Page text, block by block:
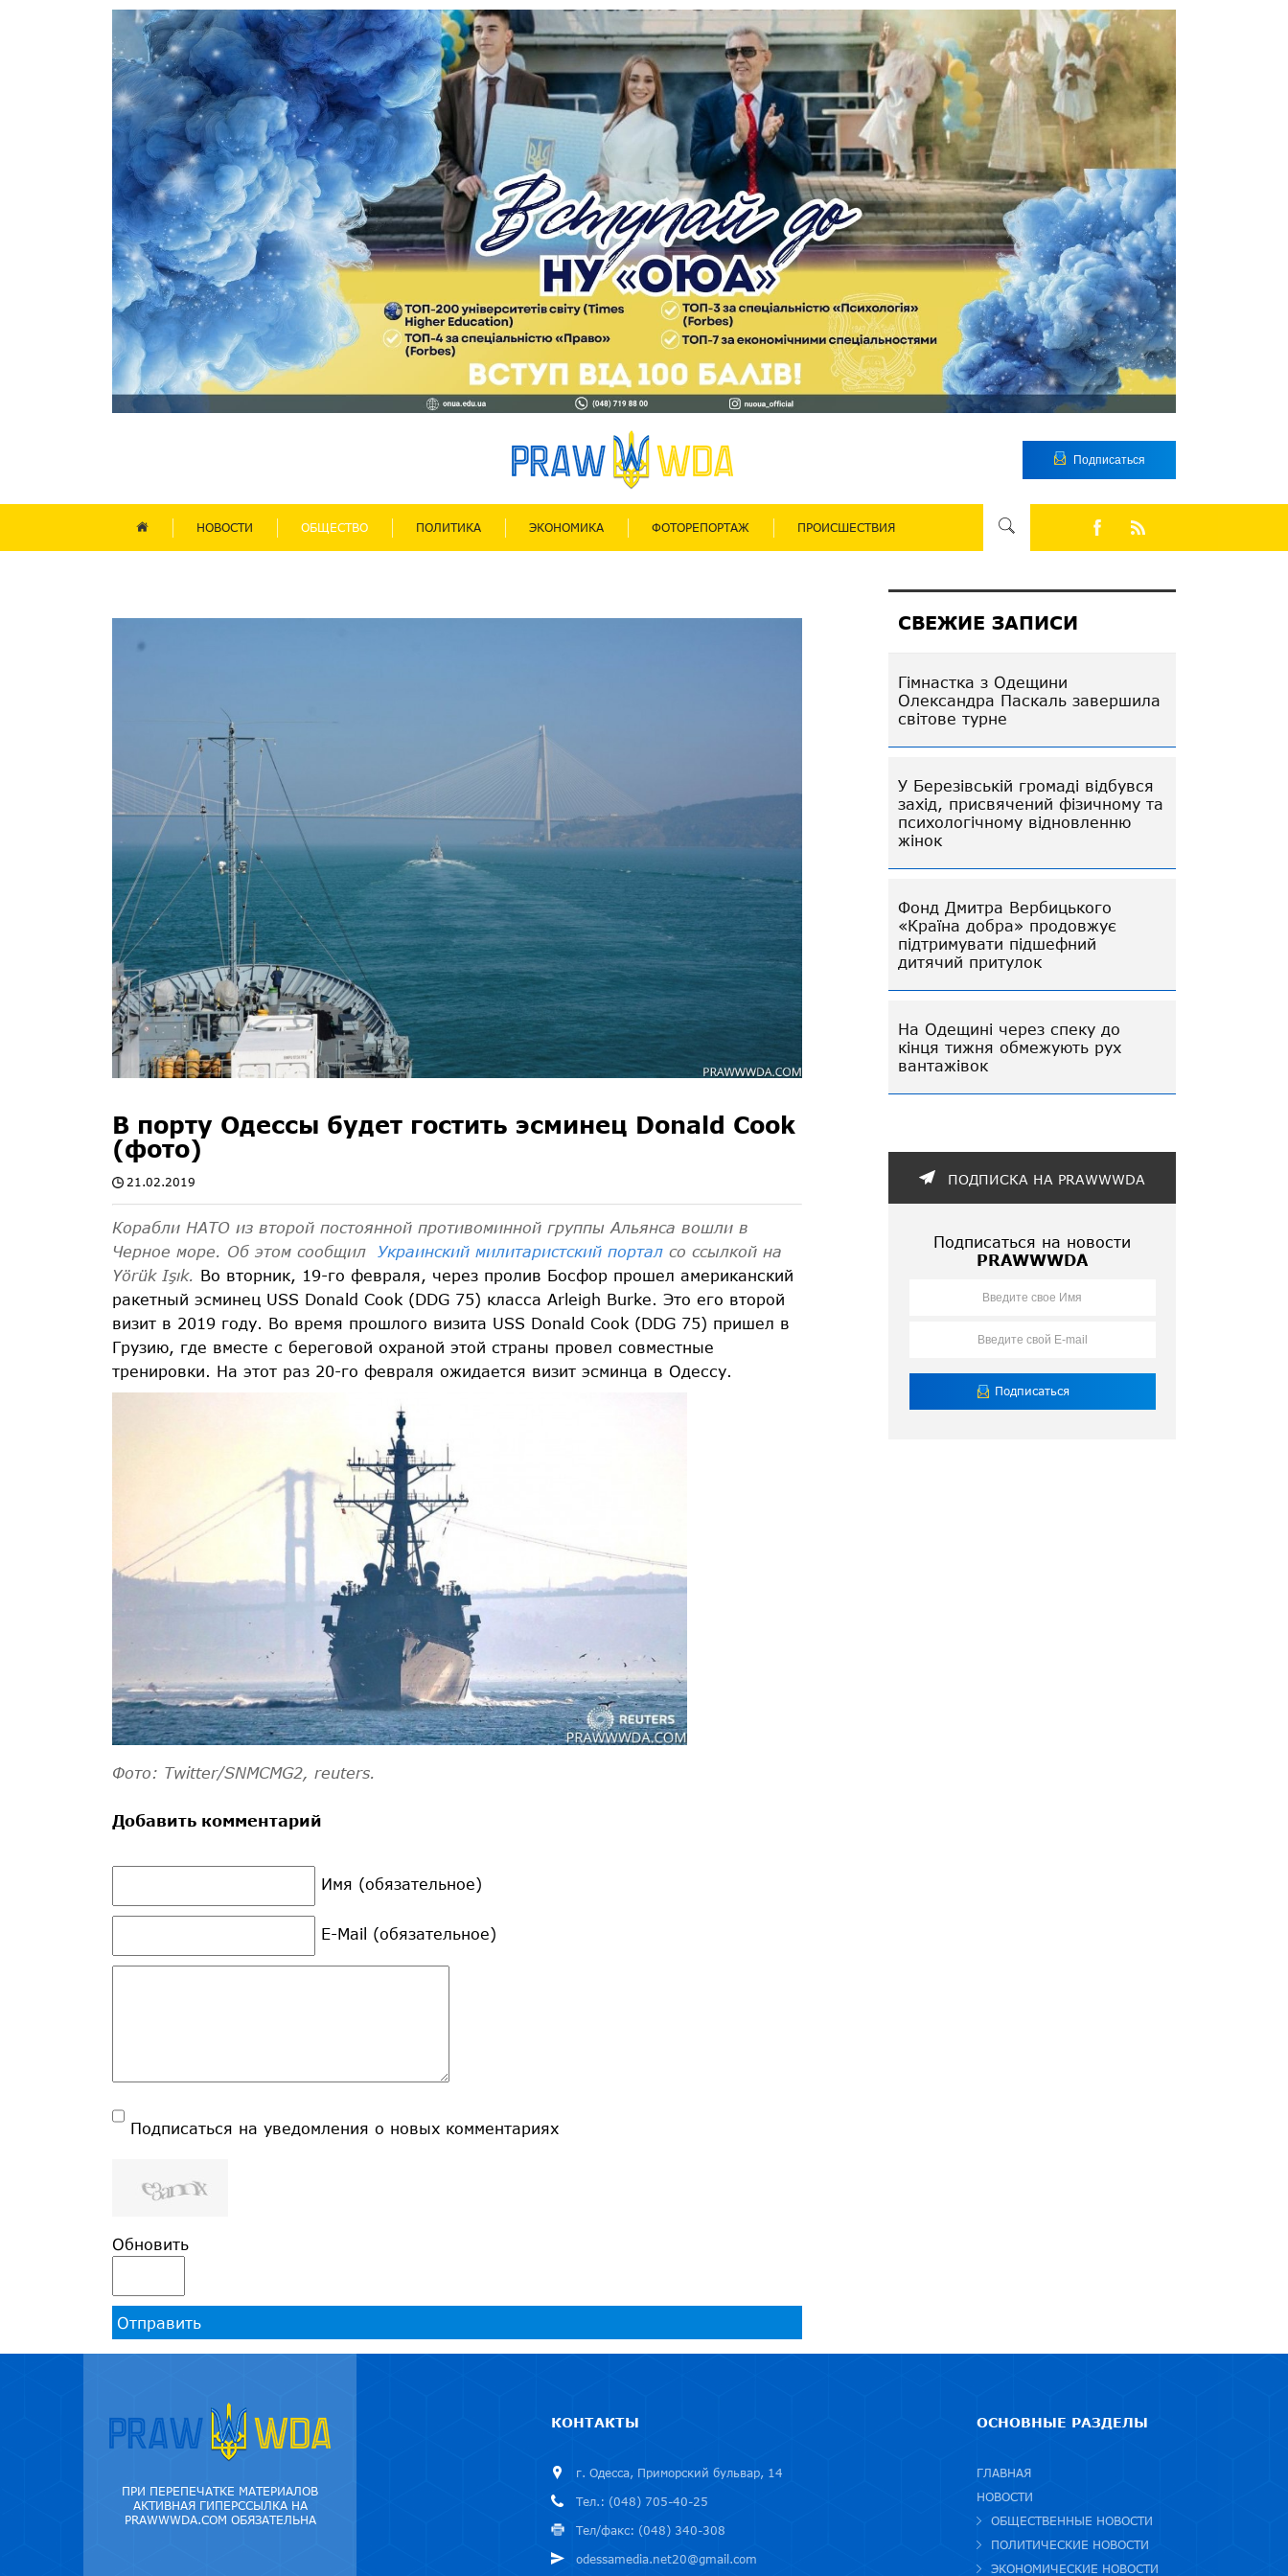
Подписаться
НОВОСТИ ОБЩЕСТВО ПОЛИТИКА ЭКОНОМИКА ФОТОРЕПОРТАЖ ПРОИСШЕСТВИЯ
В порту Одессы будет гостить эсминец Donald Cook
(фото)
21.02.2019
Корабли НАТО из второй постоянной противоминной группы Альянса вошли в
Черное море. Об этом сообщил
Украинский милитаристский портал со ссылкой на
Yörük Işık. Во вторник, 19-го февраля, через пролив Босфор прошел американский
ракетный эсминец USS Donald Cook (DDG 75) класса Arleigh Burke. Это его второй
визит в 2019 году. Во время прошлого визита USS Donald Cook (DDG 75) пришел в
Грузию, где вместе с береговой охраной этой страны провел совместные
тренировки. На этот раз 20-го февраля ожидается визит эсминца в Одессу.
Фото: Twitter/SNMCMG2, reuters.
Добавить комментарий
Имя (обязательное)
E-Mail (обязательное)
Подписаться на уведомления о новых комментариях
Обновить
Отправить
СВЕЖИЕ ЗАПИСИ
Гімнастка з Одещини
Олександра Паскаль завершила
світове турне
У Березівській громаді відбувся
захід, присвячений фізичному та
психологічному відновленню
жінок
Фонд Дмитра Вербицького
«Країна добра» продовжує
підтримувати підшефний
дитячий притулок
На Одещині через спеку до
кінця тижня обмежують рух
вантажівок
ПОДПИСКА НА PRAWWWDA
Подписаться на новости
PRAWWWDA
ПРИ ПЕРЕПЕЧАТКЕ МАТЕРИАЛОВ
АКТИВНАЯ ГИПЕРССЫЛКА НА
PRAWWWDA.COM ОБЯЗАТЕЛЬНА
КОНТАКТЫ
г. Одесса, Приморский бульвар, 14
Тел.: (048) 705-40-25
Тел/факс: (048) 340-308
odessamedia.net20@gmail.com
ОСНОВНЫЕ РАЗДЕЛЫ
ГЛАВНАЯ
НОВОСТИ
ОБЩЕСТВЕННЫЕ НОВОСТИ
ПОЛИТИЧЕСКИЕ НОВОСТИ
ЭКОНОМИЧЕСКИЕ НОВОСТИ